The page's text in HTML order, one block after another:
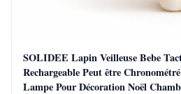
SOLIDEE Lapin Veilleuse Bebe
Rechargeable Peut être
Lampe Pour Décoration Noël